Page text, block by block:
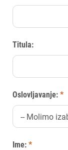
Titula:
-- Molimo
Oslovljavanje: *
Ime: *